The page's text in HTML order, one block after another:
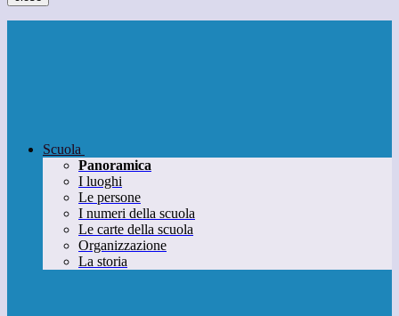
Scuola
Panoramica
I luoghi
Le persone
I numeri della scuola
Le carte della scuola
Organizzazione
La storia